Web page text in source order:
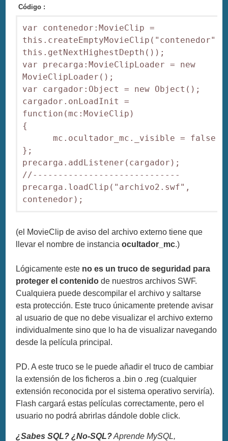
Código :
var contenedor:MovieClip =
this.createEmptyMovieClip("contenedor",
this.getNextHighestDepth());
var precarga:MovieClipLoader = new
MovieClipLoader();
var cargador:Object = new Object();
cargador.onLoadInit =
function(mc:MovieClip)
{
mc.ocultador_mc._visible = false;
};
precarga.addListener(cargador);
//-----------------------------
precarga.loadClip("archivo2.swf",
contenedor);
(el MovieClip de aviso del archivo externo tiene que
llevar el nombre de instanciaocultador_mc.)
Lógicamente este no es un truco de seguridad para
proteger el contenido de nuestros archivos SWF.
Cualquiera puede descompilar el archivo y saltarse
esta protección. Este truco únicamente pretende avisar
al usuario de que no debe visualizar el archivo externo
individualmente sino que lo ha de visualizar navegando
desde la película principal.
PD. A este truco se le puede añadir el truco de cambiar
la extensión de los ficheros a .bin o .reg (cualquier
extensión reconocida por el sistema operativo serviría).
Flash cargará estas películas correctamente, pero el
usuario no podrá abrirlas dándole doble click.
¿Sabes SQL? ¿No-SQL?Aprende MySQL,